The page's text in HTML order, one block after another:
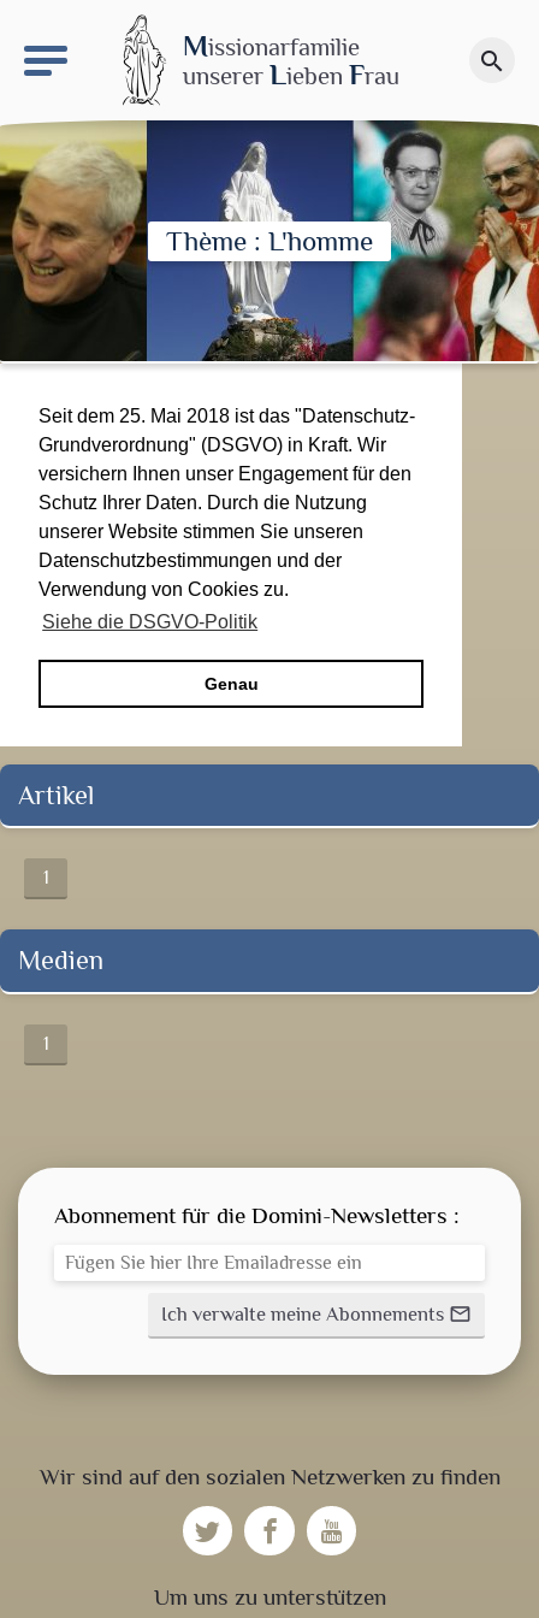
Missionarfamilie
unserer Lieben Frau search
Le site NDN
Spenden
Thème : L'homme
Seit dem 25. Mai 2018 ist das "Datenschutz-
Grundverordnung" (DSGVO) in Kraft. Wir
versichern Ihnen unser Engagement für den
Schutz Ihrer Daten. Durch die Nutzung
unserer Website stimmen Sie unseren
Datenschutzbestimmungen und der
Verwendung von Cookies zu.
Siehe die DSGVO-Politik
Genau
Artikel
1
Medien
1
ANMELDEN
WEITERBILDUNGSDATEIEN
Wir sind auf den sozialen Netzwerken zu finden
Um uns zu unterstützen
Abonnement für die Domini-Newsletters :
Ich verwalte meine Abonnements mail_outline